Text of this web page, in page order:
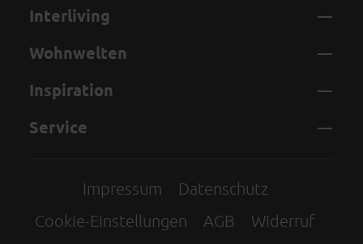
Interliving
Wohnwelten
Inspiration
Service
Impressum
Datenschutz
Cookie-Einstellungen
AGB
Widerruf